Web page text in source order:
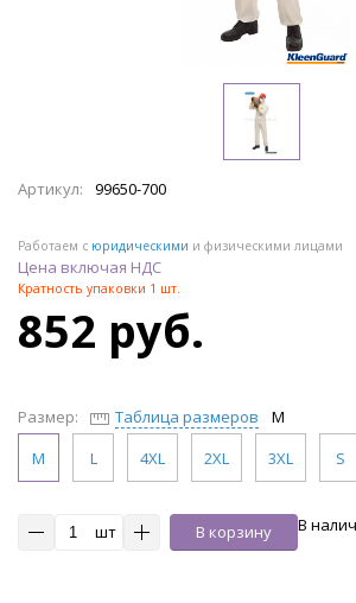
Артикул: 99650-700
Работаем с юридическими и физическими лицами
Цена включая НДС
Кратность упаковки 1 шт.
852 руб.
Размер: Таблица размеров
M
M
L 4XL 2XL 3XL S
шт В корзину В